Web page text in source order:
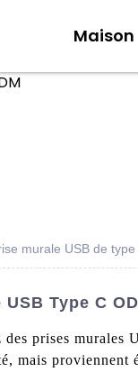
Maison
murale USB de type
USB Type C
des prises
mais proviennent